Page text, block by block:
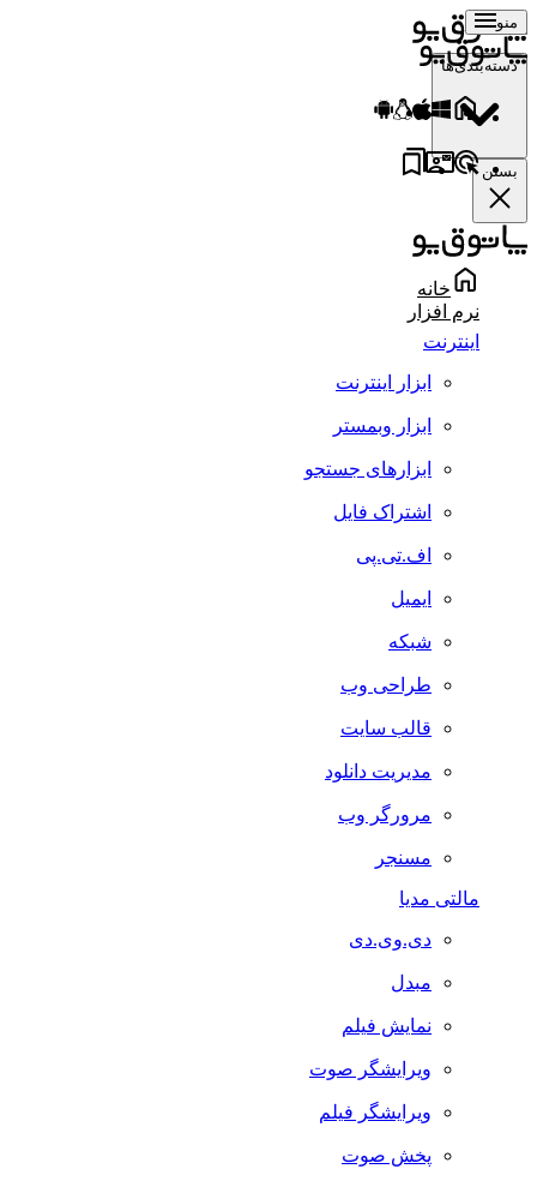
منو
دسته‌بندی‌ها
بستن
خانه
نرم افزار
اینترنت
ابزار اینترنت
ابزار وبمستر
ابزارهای جستجو
اشتراک فایل
اف.تی.پی
ایمیل
شبکه
طراحی وب
قالب سایت
مدیریت دانلود
مرورگر وب
مسنجر
مالتی مدیا
دی.وی.دی
مبدل
نمایش فیلم
ویرایشگر صوت
ویرایشگر فیلم
پخش صوت